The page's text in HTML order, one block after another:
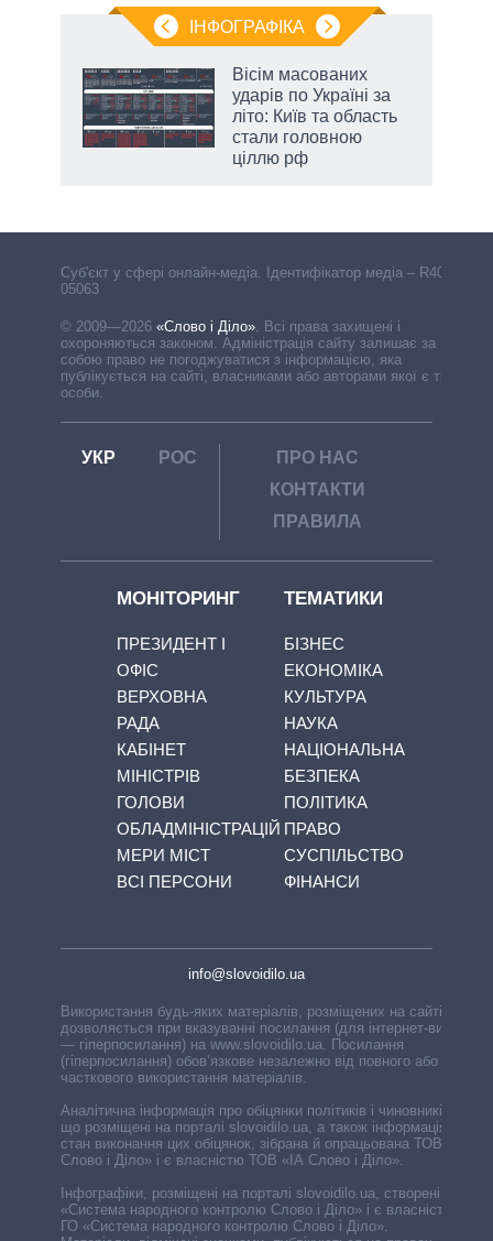
ІНФОГРАФІКА
Вісім масованих
ударів по Україні за
літо: Київ та область
стали головною
ціллю рф
Cуб'єкт у сфері онлайн-медіа. Ідентифікатор медіа – R40-
05063
© 2009—2026 «Слово і Діло»
Всі права захищені і
охороняються законом. Адміністрація сайту залишає за
собою право не погоджуватися з інформацією, яка
публікується на сайті, власниками або авторами якої є треті
особи.
УКР РОС
ПРО НАС
КОНТАКТИ
ПРАВИЛА
МОНІТОРИНГ
ПРЕЗИДЕНТ І
ОФІС
ВЕРХОВНА
РАДА
КАБІНЕТ
МІНІСТРІВ
ГОЛОВИ
ОБЛАДМІНІСТРАЦІЙ
МЕРИ МІСТ
ВСІ ПЕРСОНИ
ТЕМАТИКИ
БІЗНЕС
ЕКОНОМІКА
КУЛЬТУРА
НАУКА
НАЦІОНАЛЬНА
БЕЗПЕКА
ПОЛІТИКА
ПРАВО
СУСПІЛЬСТВО
ФІНАНСИ
info@slovoidilo.ua
Використання будь-яких матеріалів, розміщених на сайті,
дозволяється при вказуванні посилання (для інтернет-видань
— гіперпосилання) на www.slovoidilo.ua. Посилання
(гіперпосилання) обов’язкове незалежно від повного або
часткового використання матеріалів.
Аналітична інформація про обіцянки політиків і чиновників,
що розміщені на порталі slovoidilo.ua, а також інформація про
стан виконання цих обіцянок, зібрана й опрацьована ТОВ «ІА
Слово і Діло» і є власністю ТОВ «ІА Слово і Діло».
Інфографіки, розміщені на порталі slovoidilo.ua, створені ГО
«Система народного контролю Слово і Діло» і є власністю
ГО «Система народного контролю Слово і Діло».